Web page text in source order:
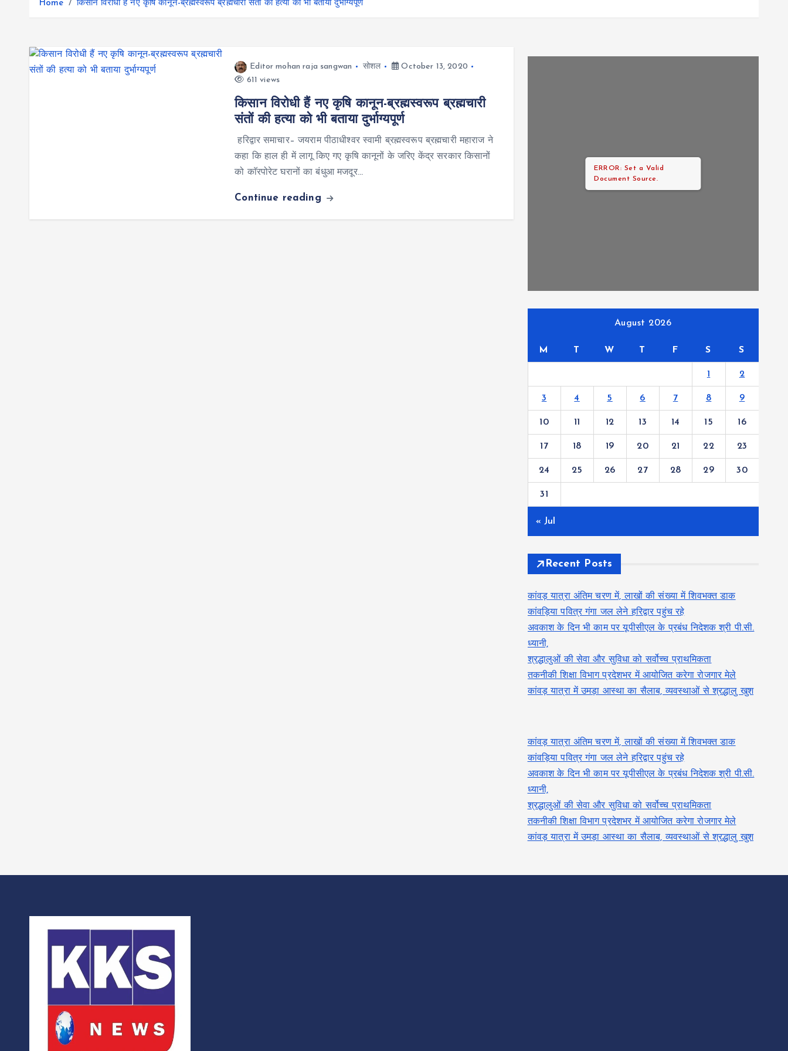
Home किसान विरोधी हैं नए कृषि कानून-ब्रह्मस्वरूप ब्रह्मचारी संतों की हत्या को भी बताया दुर्भाग्यपूर्ण
Editor mohan raja sangwan सोशल
October 13, 2020
611 views
किसान विरोधी हैं नए कृषि कानून-ब्रह्मस्वरूप ब्रह्मचारी
संतों की हत्या को भी बताया दुर्भाग्यपूर्ण
हरिद्वार समाचार– जयराम पीठाधीश्वर स्वामी ब्रह्मस्वरूप ब्रह्मचारी महाराज ने
कहा कि हाल ही में लागू किए गए कृषि कानूनों के जरिए केंद्र सरकार किसानों
को काॅरपोरेट घरानों का बंधुआ मजदूर…
Continue reading
ERROR: Set a Valid
Document Source.
August 2026
M T W T F S S
1 2
3 4 5 6 7 8 9
10 11 12 13 14 15 16
17 18 19 20 21 22 23
24 25 26 27 28 29 30
31
« Jul
Recent Posts
कांवड़ यात्रा अंतिम चरण में, लाखों की संख्या में शिवभक्त डाक
कांवड़िया पवित्र गंगा जल लेने हरिद्वार पहुंच रहे
अवकाश के दिन भी काम पर यूपीसीएल के प्रबंध निदेशक श्री पी.सी.
ध्यानी,
श्रद्धालुओं की सेवा और सुविधा को सर्वोच्च प्राथमिकता
तकनीकी शिक्षा विभाग प्रदेशभर में आयोजित करेगा रोजगार मेले
कांवड़ यात्रा में उमड़ा आस्था का सैलाब, व्यवस्थाओं से श्रद्धालु खुश
कांवड़ यात्रा अंतिम चरण में, लाखों की संख्या में शिवभक्त डाक
कांवड़िया पवित्र गंगा जल लेने हरिद्वार पहुंच रहे
अवकाश के दिन भी काम पर यूपीसीएल के प्रबंध निदेशक श्री पी.सी.
ध्यानी,
श्रद्धालुओं की सेवा और सुविधा को सर्वोच्च प्राथमिकता
तकनीकी शिक्षा विभाग प्रदेशभर में आयोजित करेगा रोजगार मेले
कांवड़ यात्रा में उमड़ा आस्था का सैलाब, व्यवस्थाओं से श्रद्धालु खुश